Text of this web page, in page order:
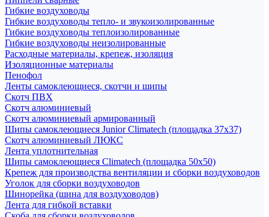
Гибкие воздуховоды
Гибкие воздуховоды тепло- и звукоизолированные
Гибкие воздуховоды теплоизолированные
Гибкие воздуховоды неизолированные
Расходные материалы, крепеж, изоляция
Изоляционные материалы
Пенофол
Ленты самоклеющиеся, скотчи и шипы
Скотч ПВХ
Скотч алюминиевый
Скотч алюминиевый армированный
Шипы самоклеющиеся Junior Climatech (площадка 37х37)
Скотч алюминиевый ЛЮКС
Лента уплотнительная
Шипы самоклеющиеся Climatech (площадка 50х50)
Крепеж для производства вентиляции и сборки воздуховодов
Уголок для сборки воздуховодов
Шинорейка (шина для воздуховодов)
Лента для гибкой вставки